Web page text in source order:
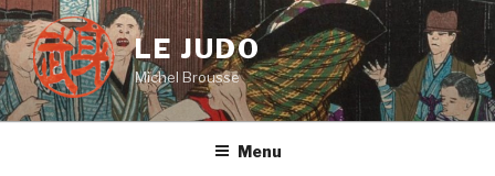
Aller
au
contenu
principal
LE JUDO
Michel Brousse
Menu